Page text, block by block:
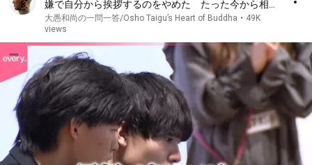
嫌で自分から挨拶するのをやめた たった今から相手
の返事に振り回されずに済む｢考え方｣｜大愚和尚の一
問一答
大愚和尚の一問一答/Osho Taigu’s Heart of Buddha • 49K
views